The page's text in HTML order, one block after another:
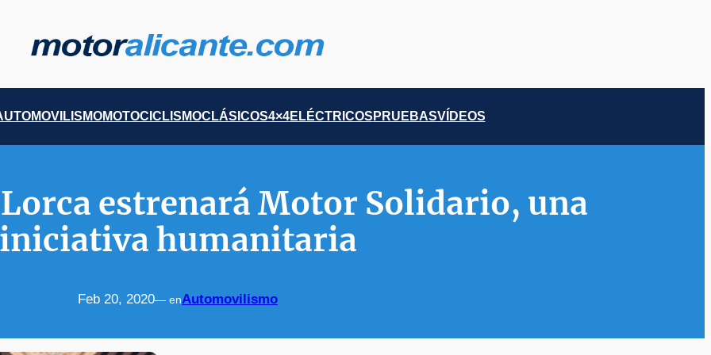
MOTOCICLISMOCLÁSICOS4×4ELÉCTRICOS PRUEBASVÍDEOS
estrenará Motor Solidario, una
iniciativa humanitaria
Feb 20, 2020— enAutomovilismo